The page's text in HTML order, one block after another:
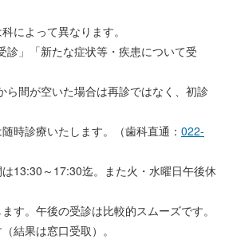
によって異なります。
診」「新たな症状等・疾患について受
ら間が空いた場合は再診ではなく、初診
時診療いたします。（歯科直通： 022-
13:30～17:30迄。また火・水曜日午後休
す。午後の受診は比較的スムーズです。
結果は窓口受取）。